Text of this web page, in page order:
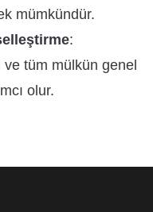
mümkündür.
:
ve tüm mülkün genel
olur.